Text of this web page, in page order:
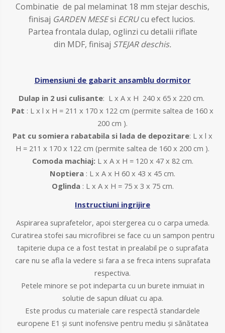
Combinatie de pal melaminat 18 mm stejar deschis,
finisaj GARDEN MESEsi ECRUcu efect lucios.
Partea frontala dulap, oglinzi cu detalii riflate
din MDF, finisaj STEJAR deschis.
Dimensiuni de gabarit ansamblu dormitor
Dulap in 2 usi culisante: L x A x H 240 x 65 x 220 cm.
Pat : L x l x H = 211 x 170 x 122 cm (permite saltea de 160 x
200 cm ).
Pat cu somiera rabatabila si lada de depozitare: L x l x
H = 211 x 170 x 122 cm (permite saltea de 160 x 200 cm ).
Comoda machiaj: L x A x H = 120 x 47 x 82 cm.
Noptiera : L x A x H 60 x 43 x 45 cm.
Oglinda: L x A x H = 75 x 3 x 75 cm.
Instructiuni ingrijire
Aspirarea suprafetelor, apoi stergerea cu o carpa umeda.
Curatirea stofei sau microfibrei se face cu un sampon pentru
tapiterie dupa ce a fost testat in prealabil pe o suprafata
care nu se afla la vedere si fara a se freca intens suprafata
respectiva.
Petele minore se pot indeparta cu un burete inmuiat in
solutie de sapun diluat cu apa.
Este produs cu materiale care respectă standardele
europene E1 și sunt inofensive pentru mediu și sănătatea